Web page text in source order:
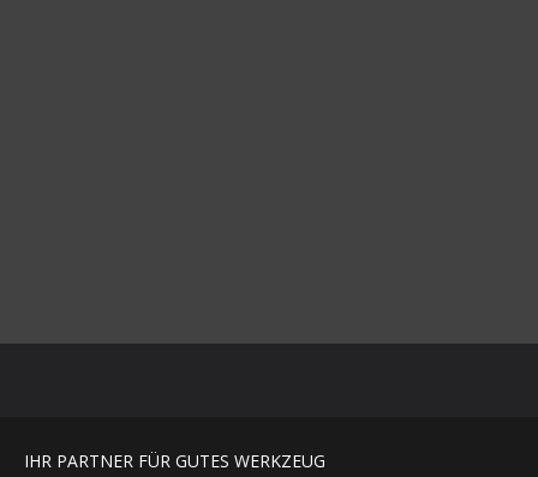
IHR PARTNER FÜR GUTES WERKZEUG